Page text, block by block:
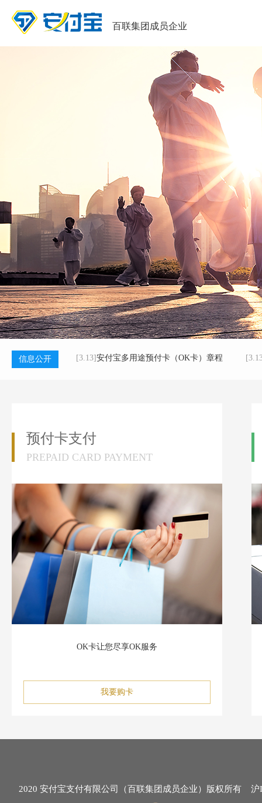
百联集团成员企业
信息公开 [3.13]安付宝多用途预付卡（OK卡）章程
预付卡支付
PREPAID CARD PAYMENT
OK卡让您尽享OK服务
我要购卡
2020 安付宝支付有限公司（百联集团成员企业）版权所有 沪